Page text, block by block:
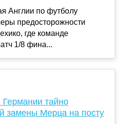
Англии по футболу
предосторожности
где команде
1/8 фина...
тайно
замены Мерца на посту